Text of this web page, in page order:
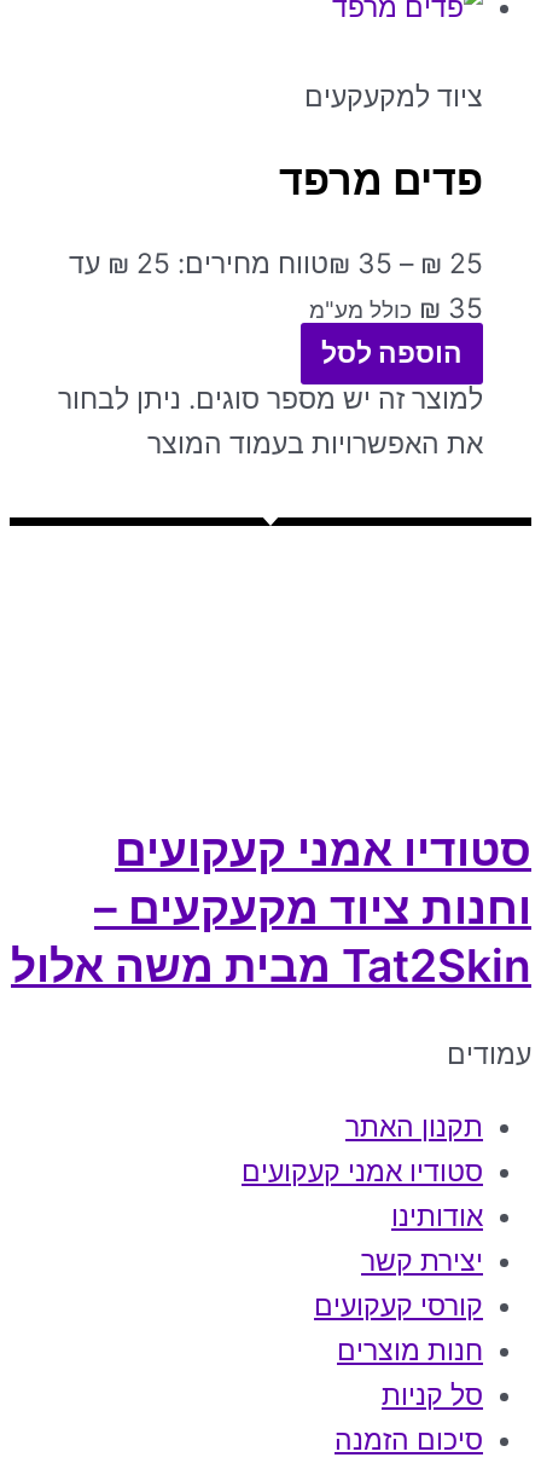
ציוד למקעקעים
פדים מרפד
₪ 25
–
₪ 35
טווח מחירים: ⁦₪ 25⁩ עד
כולל מע"מ
הוספה לסל
למוצר זה יש מספר סוגים. ניתן לבחור
את האפשרויות בעמוד המוצר
סטודיו אמני קעקועים
וחנות ציוד מקעקעים –
Tat2Skin מבית משה אלול
עמודים
תקנון האתר
סטודיו אמני קעקועים
אודותינו
יצירת קשר
קורסי קעקועים
חנות מוצרים
סל קניות
סיכום הזמנה